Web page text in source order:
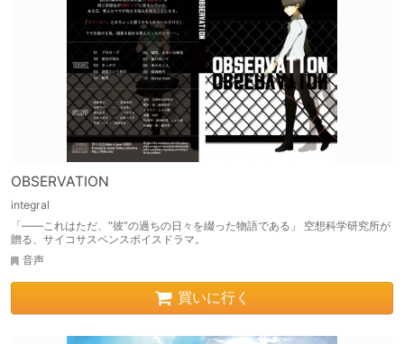
OBSERVATION
integral
「――これはただ、“彼”の過ちの日々を綴った物語である」 空想科学研究所が
贈る、サイコサスペンスボイスドラマ。
音声
買いに行く